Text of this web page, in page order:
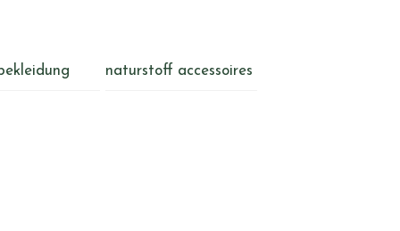
naturstoff accessoires